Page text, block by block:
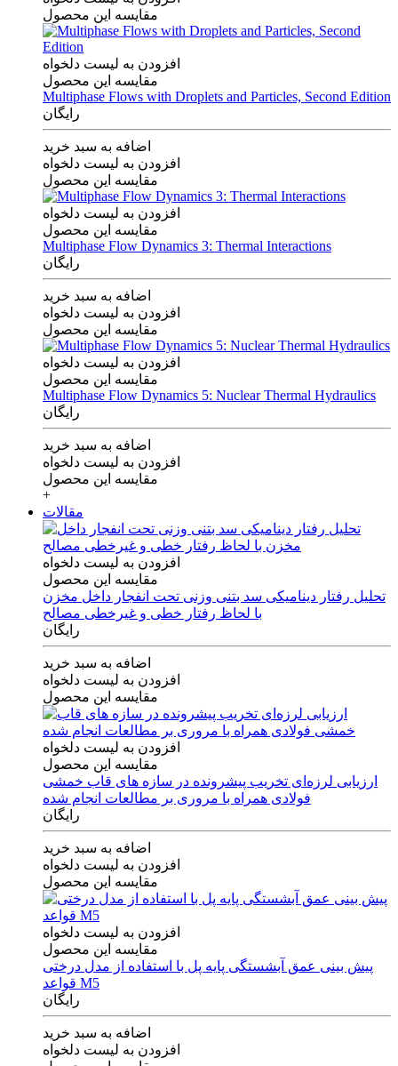
مقایسه این محصول
افزودن به لیست دلخواه
مقایسه این محصول
Multiphase Flows with Droplets and Particles, Second Edition
رایگان
اضافه به سبد خرید
افزودن به لیست دلخواه
مقایسه این محصول
افزودن به لیست دلخواه
مقایسه این محصول
Multiphase Flow Dynamics 3: Thermal Interactions
رایگان
اضافه به سبد خرید
افزودن به لیست دلخواه
مقایسه این محصول
افزودن به لیست دلخواه
مقایسه این محصول
Multiphase Flow Dynamics 5: Nuclear Thermal Hydraulics
رایگان
اضافه به سبد خرید
افزودن به لیست دلخواه
مقایسه این محصول
+
مقالات
افزودن به لیست دلخواه
مقایسه این محصول
تحلیل رفتار دینامیکی سد بتنی وزنی تحت انفجار داخل مخزن
با لحاظ رفتار خطی و غیرخطی مصالح
رایگان
اضافه به سبد خرید
افزودن به لیست دلخواه
مقایسه این محصول
افزودن به لیست دلخواه
مقایسه این محصول
ارزیابی لرزه‌ای تخریب پیشرونده در سازه های قاب خمشی
فولادی همراه با مروری بر مطالعات انجام شده
رایگان
اضافه به سبد خرید
افزودن به لیست دلخواه
مقایسه این محصول
افزودن به لیست دلخواه
مقایسه این محصول
پیش بینی عمق آبشستگی پایه پل با استفاده از مدل درختی
قواعد M5
رایگان
اضافه به سبد خرید
افزودن به لیست دلخواه